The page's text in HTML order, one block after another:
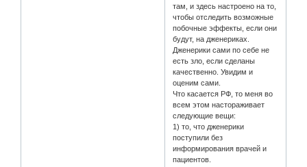
там, и здесь настроено на то,
чтобы отследить возможные
побочные эффекты, если они
будут, на дженериках.
Дженерики сами по себе не
есть зло, если сделаны
качественно. Увидим и
оценим сами.
Что касается РФ, то меня во
всем этом настораживает
следующие вещи:
1) то, что дженерики
поступили без
информирования врачей и
пациентов.